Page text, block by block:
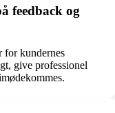
feedback og
for kundernes
give professionel